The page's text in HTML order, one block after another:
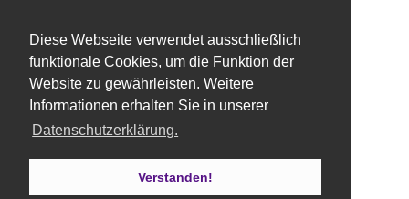
Diese Webseite verwendet ausschließlich
funktionale Cookies, um die Funktion der
Website zu gewährleisten. Weitere
Informationen erhalten Sie in unserer
Datenschutzerklärung.
Verstanden!